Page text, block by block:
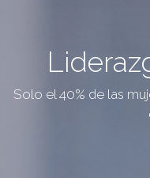
Solo el 40% de las